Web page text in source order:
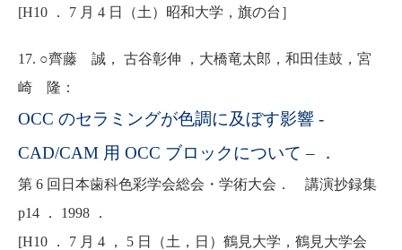
[H10 ． 7 月 4 日（土）昭和大学，旗の台］
17. ○齊藤 誠， 古谷彰伸 ，大橋竜太郎，和田佳鼓，宮
崎 隆：
OCC のセラミングが色調に及ぼす影響 -
CAD/CAM 用 OCC ブロックについて – ．
第 6 回日本歯科色彩学会総会・学術大会． 講演抄録集
p14 ． 1998 ．
[H10 ． 7 月 4 ， 5 日（土，日）鶴見大学，鶴見大学会